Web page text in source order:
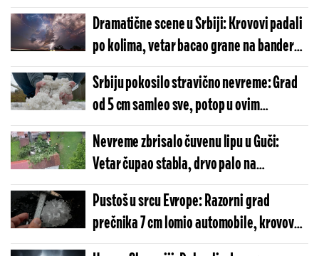
zemlji - Nevreme nosilo sve pred sobom
(VIDEO)
Dramatične scene u Srbiji: Krovovi padali
po kolima, vetar bacao grane na bandere,
ulice pod vodom i ledom
Srbiju pokosilo stravično nevreme: Grad
od 5 cm samleo sve, potop u ovim
gradovima!
Nevreme zbrisalo čuvenu lipu u Guči:
Vetar čupao stabla, drvo palo na
stambenu zgradu: "Ovo ne pamtimo"
(FOTO)
Pustoš u srcu Evrope: Razorni grad
prečnika 7 cm lomio automobile, krovove,
grane! (VIDEO)